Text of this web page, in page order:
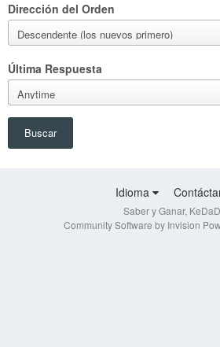
Dirección del Orden
Última Respuesta
Buscar
Idioma
Saber y Ganar,
Community Software by Invision